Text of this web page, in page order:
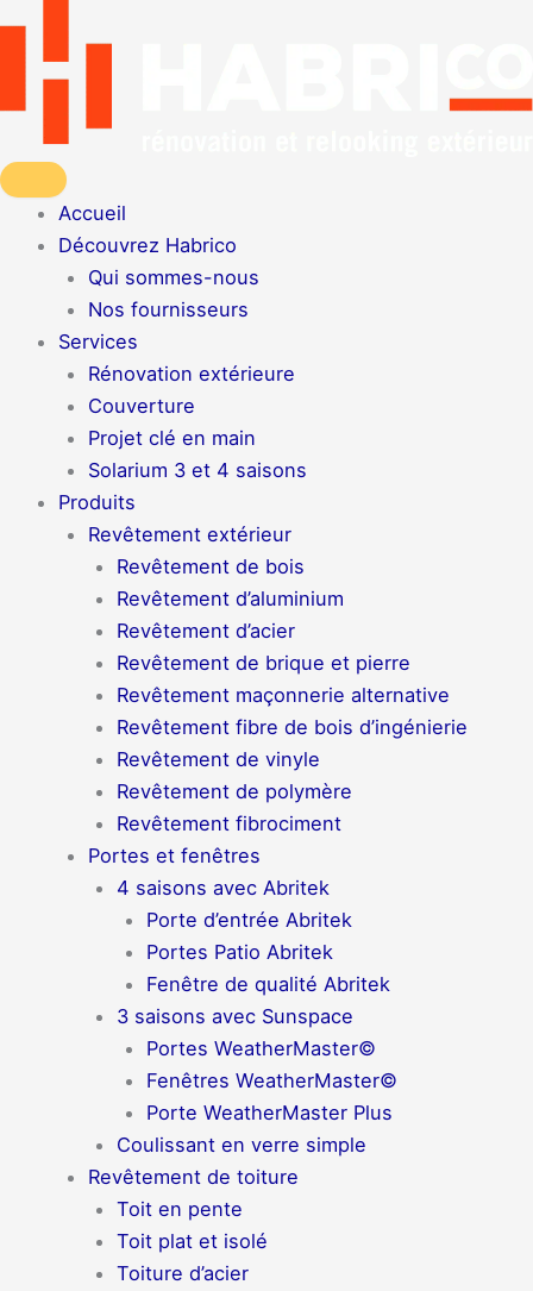
contenu
Accueil
Découvrez Habrico
Qui sommes-nous
Nos fournisseurs
Services
Rénovation extérieure
Couverture
Projet clé en main
Solarium 3 et 4 saisons
Produits
Revêtement extérieur
Revêtement de bois
Revêtement d’aluminium
Revêtement d’acier
Revêtement de brique et pierre
Revêtement maçonnerie alternative
Revêtement fibre de bois d’ingénierie
Revêtement de vinyle
Revêtement de polymère
Revêtement fibrociment
Portes et fenêtres
4 saisons avec Abritek
Porte d’entrée Abritek
Portes Patio Abritek
Fenêtre de qualité Abritek
3 saisons avec Sunspace
Portes WeatherMaster©
Fenêtres WeatherMaster©
Porte WeatherMaster Plus
Coulissant en verre simple
Revêtement de toiture
Toit en pente
Toit plat et isolé
Toiture d’acier